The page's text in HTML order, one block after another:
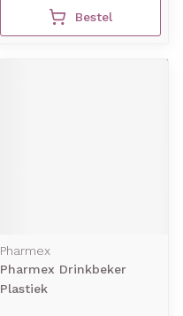
Bestel
Pharmex
Pharmex Drinkbeker
Plastiek